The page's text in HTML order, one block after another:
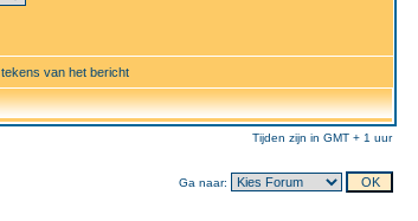
tekens van het bericht
Tijden zijn in GMT + 1 uur
Ga naar: